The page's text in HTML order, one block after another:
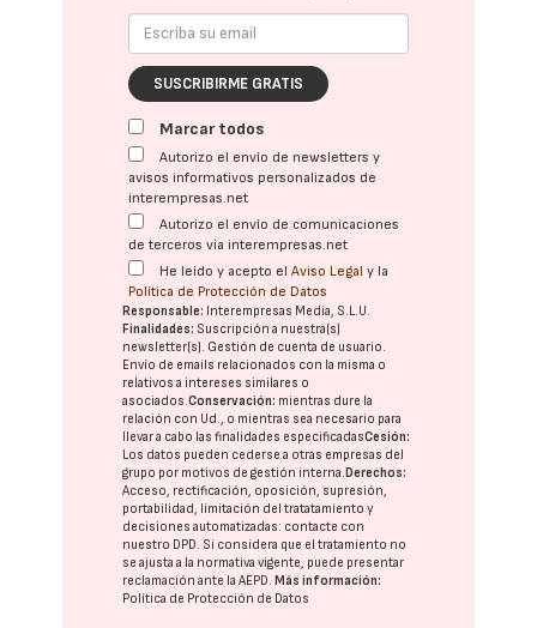
SUSCRIBIRME GRATIS
Marcar todos
Autorizo el envío de newsletters y
avisos informativos personalizados de
interempresas.net
Autorizo el envío de comunicaciones
de terceros vía interempresas.net
He leído y acepto elAviso Legal y la
Política de Protección de Datos
Responsable: Interempresas Media, S.L.U.
Finalidades: Suscripción a nuestra(s)
newsletter(s). Gestión de cuenta de usuario.
Envío de emails relacionados con la misma o
relativos a intereses similares o
asociados.Conservación: mientras dure la
relación con Ud., o mientras sea necesario para
llevar a cabo las finalidades especificadasCesión:
Los datos pueden cederse a otras empresas del
grupo por motivos de gestión interna.Derechos:
Acceso, rectificación, oposición, supresión,
portabilidad, limitación del tratatamiento y
decisiones automatizadas: contacte con
nuestro DPD. Si considera que el tratamiento no
se ajusta a la normativa vigente, puede presentar
reclamación ante laAEPD.Más información:
Política de Protección de Datos